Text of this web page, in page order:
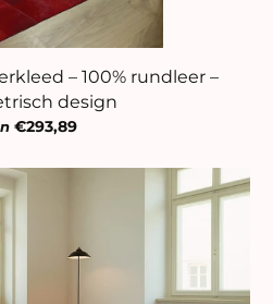
– 100% rundleer –
design
€293,89